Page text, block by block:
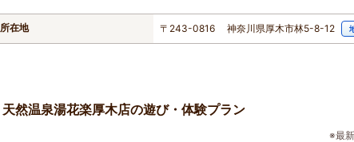
所在地 〒243-0816 神奈川県厚木市林5-8-12
天然温泉湯花楽厚木店の遊び・体験プラン
※最